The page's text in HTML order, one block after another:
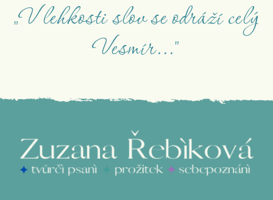
„V lehkosti slov se odráží celý
Vesmír..."